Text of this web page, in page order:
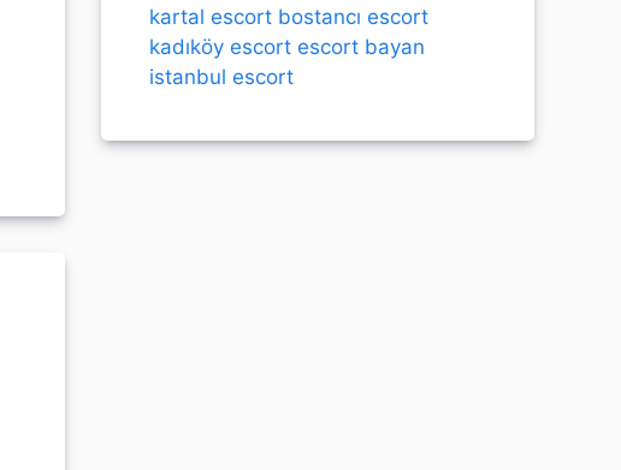
kartal escort bostancı escort
kadıköy escort escort bayan
istanbul escort